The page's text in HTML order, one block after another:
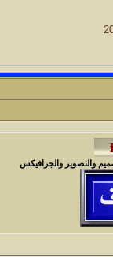
والتصوير والجرافيكس